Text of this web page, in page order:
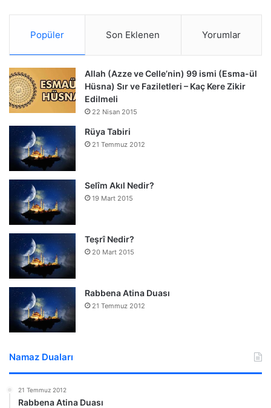
Popüler Son Eklenen Yorumlar
Allah (Azze ve Celle’nin) 99 ismi (Esma-ül
Hüsna) Sır ve Faziletleri – Kaç Kere Zikir
Edilmeli
22 Nisan 2015
Rüya Tabiri
21 Temmuz 2012
Selîm Akıl Nedir?
19 Mart 2015
Teşrî Nedir?
20 Mart 2015
Rabbena Atina Duası
21 Temmuz 2012
Namaz Duaları
21 Temmuz 2012
Rabbena Atina Duası